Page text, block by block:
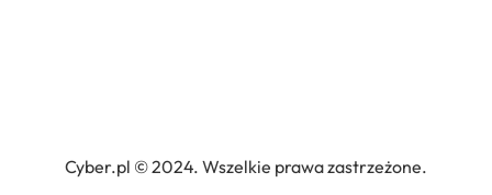
Cyber.pl © 2024. Wszelkie prawa zastrzeżone.